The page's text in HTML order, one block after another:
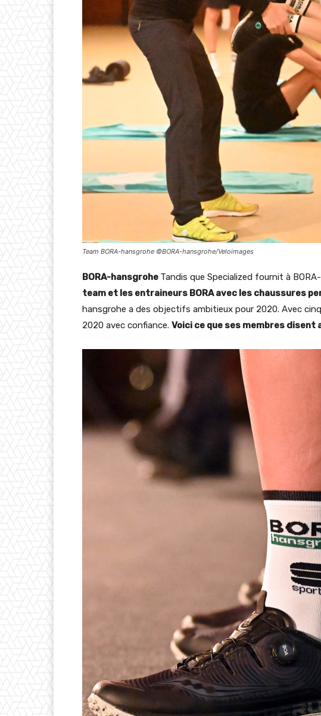
Team BORA-hansgrohe ©BORA-hansgrohe/Veloimages
BORA-hansgrohe Tandis que Specialized fournit à
team et les entraineurs BORA avec les chaussures
hansgrohe a des objectifs ambitieux pour 2020. Avec
2020 avec confiance. Voici ce que ses membres disent